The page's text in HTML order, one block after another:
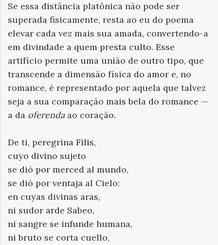
Se essa distância platônica não pode ser
superada fisicamente, resta ao eu do poema
elevar cada vez mais sua amada, convertendo-a
em divindade a quem presta culto. Esse
artifício permite uma união de outro tipo, que
transcende a dimensão física do amor e, no
romance, é representado por aquela que talvez
seja a sua comparação mais bela do romance —
a da oferendaao coração.
De ti, peregrina Filis,
cuyo divino sujeto
se dió por merced al mundo,
se dió por ventaja al Cielo:
en cuyas divinas aras,
ni sudor arde Sabeo,
ni sangre se infunde humana,
ni bruto se corta cuello,